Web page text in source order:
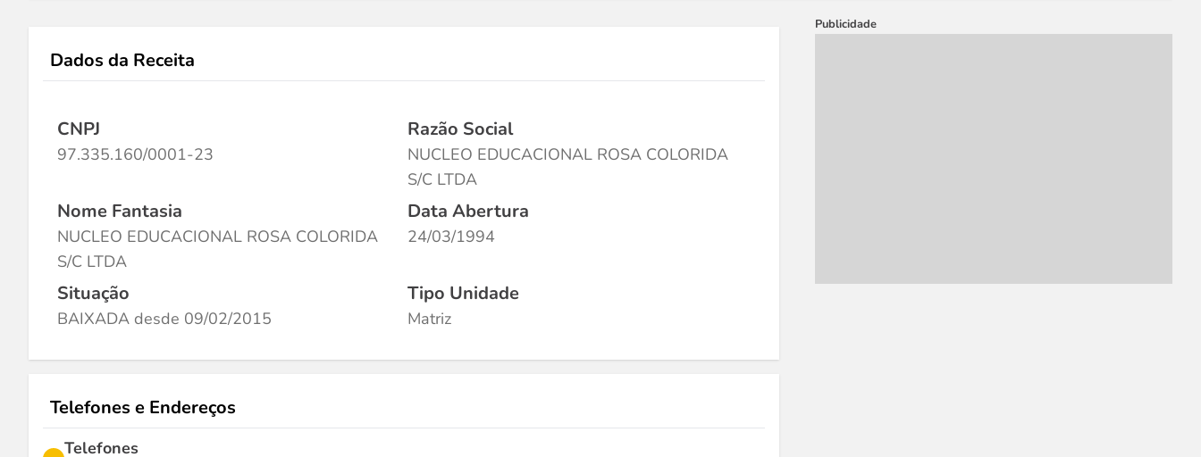
Dados da Receita
CNPJ
97.335.160/0001-23
Razão Social
NUCLEO EDUCACIONAL ROSA COLORIDA
S/C LTDA
Nome Fantasia
NUCLEO EDUCACIONAL ROSA COLORIDA
S/C LTDA
Data Abertura
24/03/1994
Situação
BAIXADA desde 09/02/2015
Tipo Unidade
Matriz
Telefones e Endereços
Telefones
Publicidade